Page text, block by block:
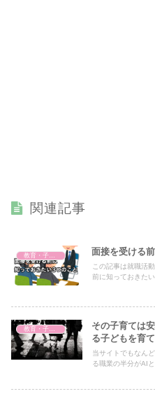
関連記事
面接を受ける
この記事は就職活
前に知っておきた
教育・子育て
その子育ては
る子どもを育
当サイトでもなん
る職業の半分がAI